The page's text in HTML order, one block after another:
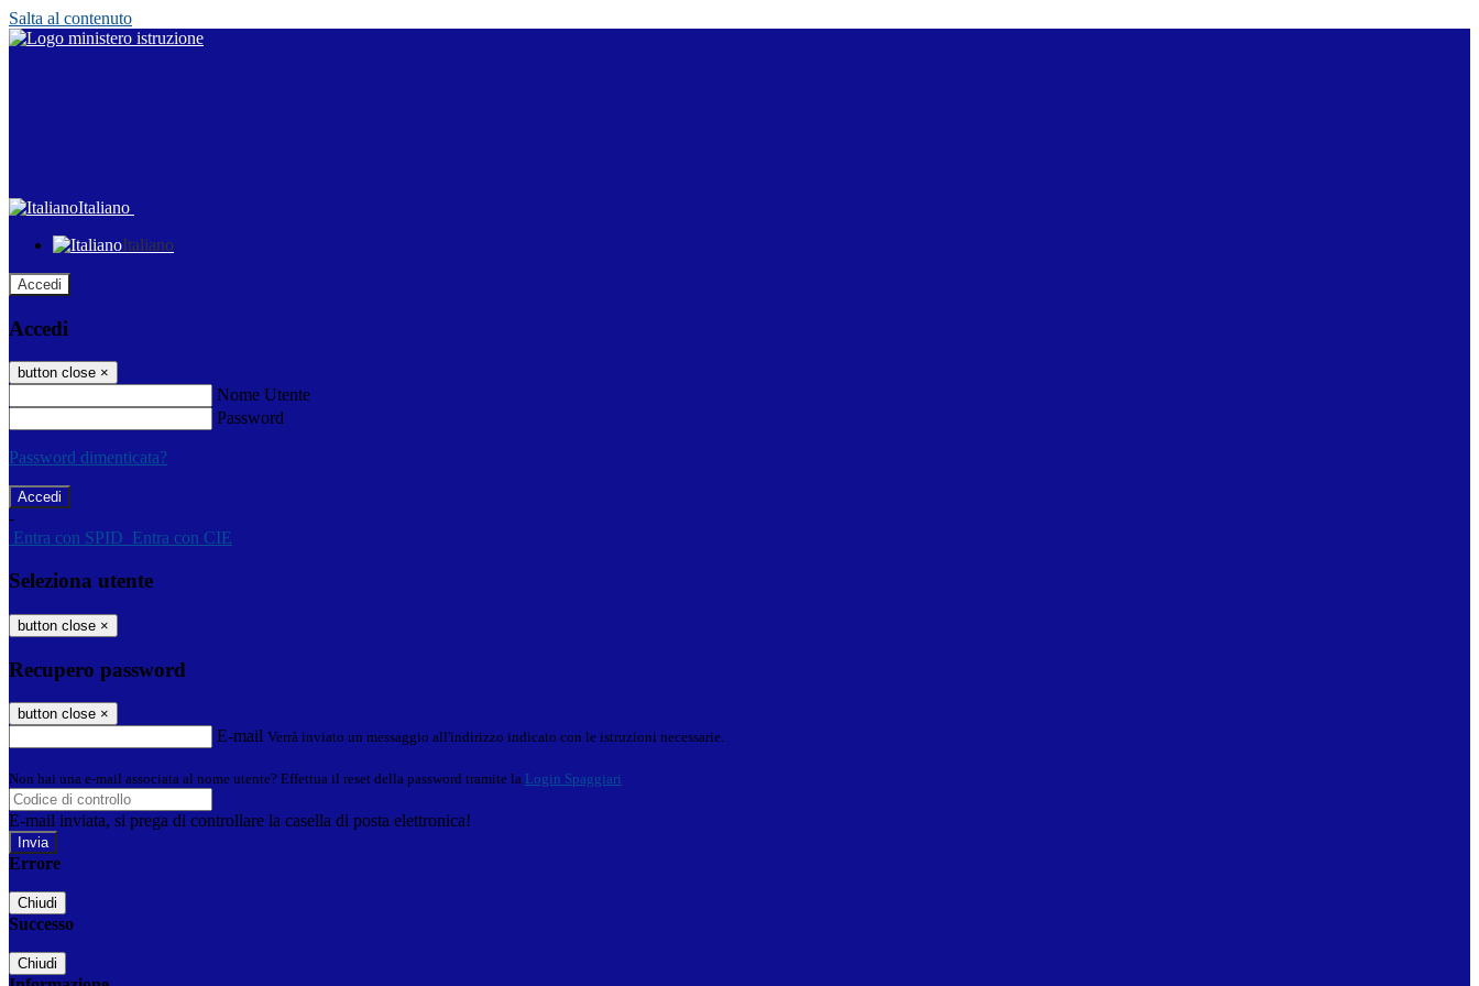
Salta al contenuto
Italiano
Italiano
Accedi
Accedi
button close ×
Nome Utente
Password
Password dimenticata?
-
Entra con SPID Entra con CIE
Seleziona utente
button close ×
Recupero password
button close ×
E-mail Verrà inviato un messaggio all'indirizzo indicato con le istruzioni necessarie.
Non hai una e-mail associata al nome utente? Effettua il reset della password tramite la Login Spaggiari
E-mail inviata, si prega di controllare la casella di posta elettronica!
Errore
Chiudi
Successo
Chiudi